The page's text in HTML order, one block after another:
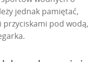
jednak pamiętać,
pod wodą,